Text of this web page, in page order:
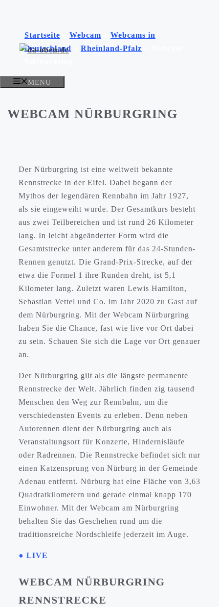
springen
MENU
Startseite Webcam
Webcams in
Deutschland
Rheinland-Pfalz
WEBCAM NÜRBURGRING
Der Nürburgring ist eine weltweit bekannte
Rennstrecke in der Eifel. Dabei begann der
Mythos der legendären Rennbahn im Jahr 1927,
als sie eingeweiht wurde. Der Gesamtkurs besteht
aus zwei Teilbereichen und ist rund 26 Kilometer
lang. In leicht abgeänderter Form wird die
Gesamtstrecke unter anderem für das 24-Stunden-
Rennen genutzt. Die Grand-Prix-Strecke, auf der
etwa die Formel 1 ihre Runden dreht, ist 5,1
Kilometer lang. Zuletzt waren Lewis Hamilton,
Sebastian Vettel und Co. im Jahr 2020 zu Gast auf
dem Nürburgring. Mit der Webcam Nürburgring
haben Sie die Chance, fast wie live vor Ort dabei
zu sein. Schauen Sie sich die Lage vor Ort genauer
an.
Der Nürburgring gilt als die längste permanente
Rennstrecke der Welt. Jährlich finden zig tausend
Menschen den Weg zur Rennbahn, um die
verschiedensten Events zu erleben. Denn neben
Autorennen dient der Nürburgring auch als
Veranstaltungsort für Konzerte, Hindernisläufe
oder Radrennen. Die Rennstrecke befindet sich nur
einen Katzensprung von Nürburg in der Gemeinde
Adenau entfernt. Nürburg hat eine Fläche von 3,63
Quadratkilometern und gerade einmal knapp 170
Einwohner. Mit der Webcam am Nürburgring
behalten Sie das Geschehen rund um die
traditionsreiche Nordschleife jederzeit im Auge.
● LIVE
WEBCAM NÜRBURGRING
RENNSTRECKE